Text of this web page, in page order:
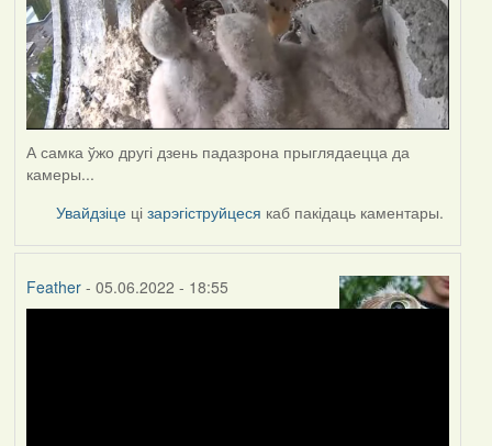
А самка ўжо другі дзень падазрона прыглядаецца да
камеры...
Увайдзіце цізарэгіструйцеся каб пакідаць каментары.
Feather- 05.06.2022 - 18:55